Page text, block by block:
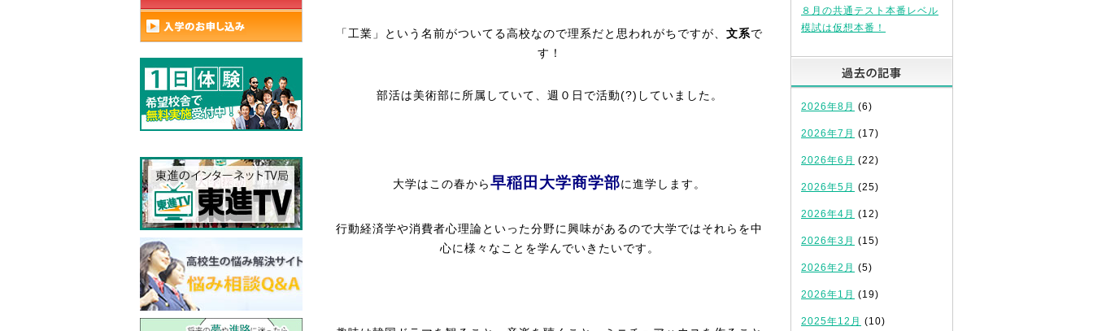
「工業」という名前がついてる高校なので理系だと思われがちですが、 文系で
す！
部活は美術部に所属していて、週０日で活動(?)していました。
大学はこの春から早稲田大学商学部に進学します。
行動経済学や消費者心理論といった分野に興味があるので大学ではそれらを中
心に様々なことを学んでいきたいです。
８月の共通テスト本番レベル
模試は仮想本番！
2026年8月 (6)
2026年7月 (17)
2026年6月 (22)
2026年5月 (25)
2026年4月 (12)
2026年3月 (15)
2026年2月 (5)
2026年1月 (19)
2025年12月 (10)